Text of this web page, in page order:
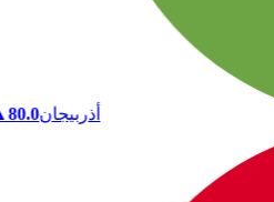
أذربيجان80.0
▲